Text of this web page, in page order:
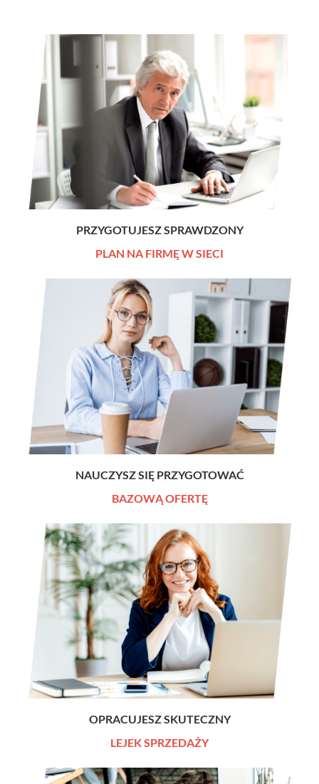
PRZYGOTUJESZ SPRAWDZONY
PLAN NA FIRMĘ W SIECI
NAUCZYSZ SIĘ PRZYGOTOWAĆ
BAZOWĄ OFERTĘ
OPRACUJESZ SKUTECZNY
LEJEK SPRZEDAŻY